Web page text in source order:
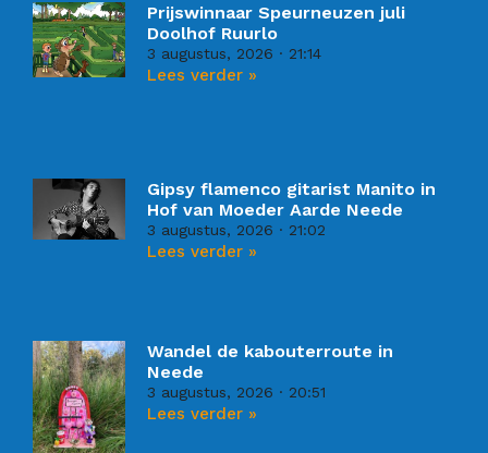
Prijswinnaar Speurneuzen juli
Doolhof Ruurlo
3 augustus, 2026 21:14
Lees verder »
Gipsy flamenco gitarist Manito in
Hof van Moeder Aarde Neede
3 augustus, 2026 21:02
Lees verder »
Wandel de kabouterroute in
Neede
3 augustus, 2026 20:51
Lees verder »